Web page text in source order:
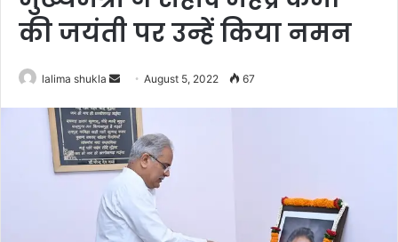
की जयंती पर उन्हें किया नमन
lalima shukla
Send
email
August 5, 2022 67